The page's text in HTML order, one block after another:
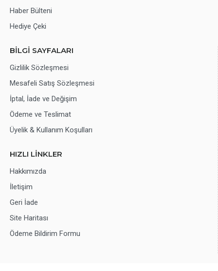
Haber Bülteni
Hediye Çeki
BİLGİ SAYFALARI
Gizlilik Sözleşmesi
Mesafeli Satış Sözleşmesi
İptal, İade ve Değişim
Ödeme ve Teslimat
Üyelik & Kullanım Koşulları
HIZLI LİNKLER
Hakkımızda
İletişim
Geri İade
Site Haritası
Ödeme Bildirim Formu